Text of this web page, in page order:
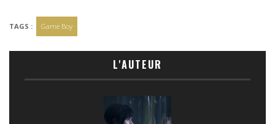
TAGS : Game Boy
L'AUTEUR